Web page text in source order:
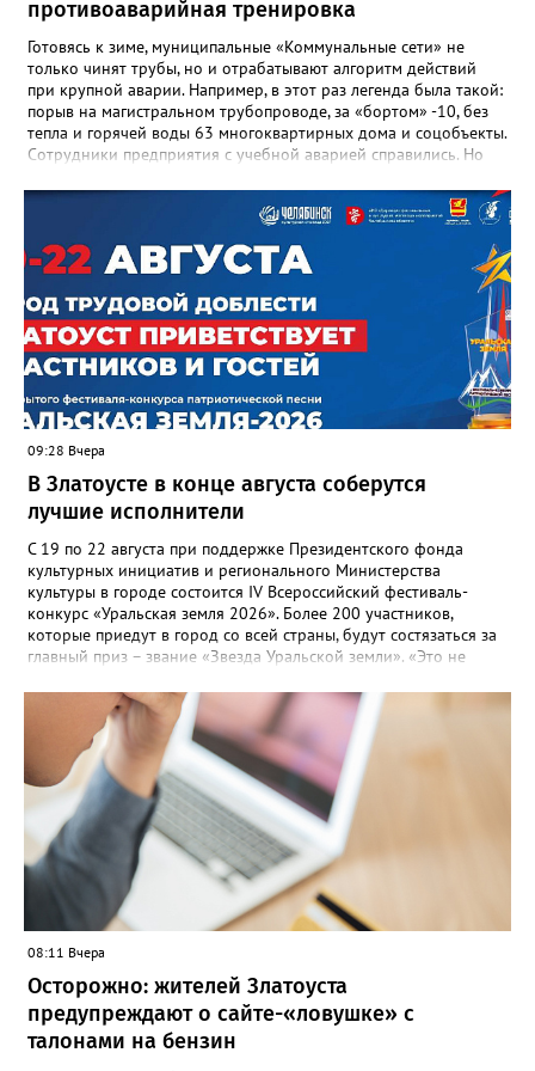
в некрологе.
противоаварийная тренировка
Готовясь к зиме, муниципальные «Коммунальные сети» не
только чинят трубы, но и отрабатывают алгоритм действий
при крупной аварии. Например, в этот раз легенда была такой:
порыв на магистральном трубопроводе, за «бортом» -10, без
тепла и горячей воды 63 многоквартирных дома и соцобъекты.
Сотрудники предприятия с учебной аварией справились. Но
отметили и недочёты. «Например, управляющие компании
несвоевременно приняли меры для предотвращения
“перемерзания” общей домовой тепловой сети
многоквартирного дома, отсутствовало взаимодействие с
ресурсоснабжающей организацией, ЕДДС и иными службами»,
— сообщила начальник Главного управления ГЖИ Ирина
Настенко. В следующий раз, рекомендовали в
Госжилинспекции, службы должны действовать слаженно. И
оперативно делиться информацией со всеми
заинтересованными – от поставщика тепла до конечных
потребителей.
09:28 Вчера
В Златоусте в конце августа соберутся
лучшие исполнители
С 19 по 22 августа при поддержке Президентского фонда
культурных инициатив и регионального Министерства
культуры в городе состоится IV Всероссийский фестиваль-
конкурс «Уральская земля 2026». Более 200 участников,
которые приедут в город со всей страны, будут состязаться за
главный приз – звание «Звезда Уральской земли». «Это не
прослушивания участников, мастер-классы от ведущих
наставников, выступления победителей прошлых лет и
приглашённых артистов», - сообщает оргкомитет. Вход на все
фестивальные мероприятия будет свободным. В 2025 году в
фестивале участвовали 26 финалистов из городов
Челябинской, Свердловской, Курганской, Оренбургской
областей, Ханты-Мансийского автономного округа и
Республики Башкортостан. Приглашённой звездой стал
идейный вдохновитель, организатор фестиваля, эстрадный
певец, победитель главного патриотического конкурса страны
«Солдатский конверт», лауреат премии в области культуры и
искусства «Золотая лира», участник телевизионных проектов
на Первом канале, обладатель звания «Голос страны» Алексей
Ковин.
08:11 Вчера
Осторожно: жителей Златоуста
предупреждают о сайте-«ловушке» с
талонами на бензин